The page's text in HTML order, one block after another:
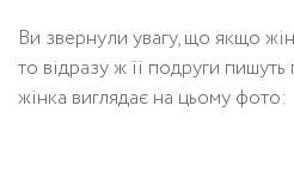
Ви звернули увагу, що якщо
то відразу ж її подруги
жінка виглядає на цьому фото: